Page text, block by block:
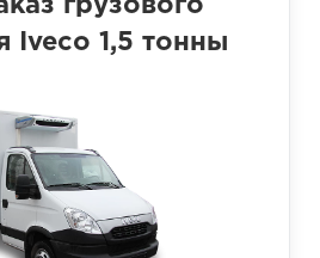
грузового
Iveco 1,5 тонны